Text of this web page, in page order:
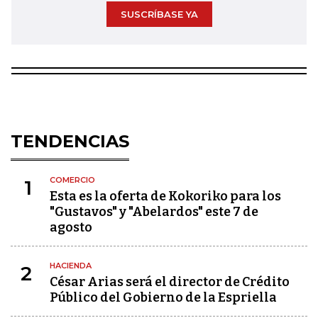
SUSCRÍBASE YA
TENDENCIAS
1 COMERCIO
Esta es la oferta de Kokoriko para los
"Gustavos" y "Abelardos" este 7 de
agosto
2 HACIENDA
César Arias será el director de Crédito
Público del Gobierno de la Espriella